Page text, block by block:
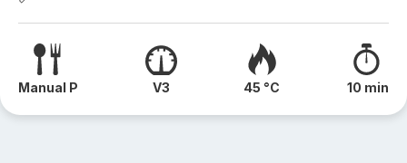
Manual P V3 45 °C 10 min